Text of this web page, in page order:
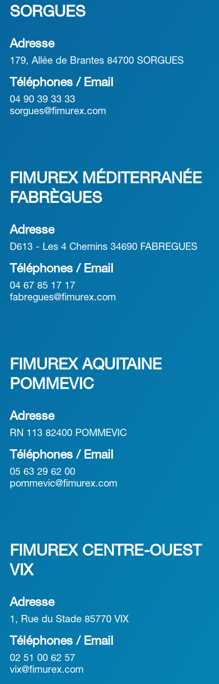
SORGUES
Adresse
179, Allée de Brantes 84700 SORGUES
Téléphones / Email
04 90 39 33 33
sorgues@fimurex.com
FIMUREX MÉDITERRANÉE
FABRÈGUES
Adresse
D613 - Les 4 Chemins 34690 FABREGUES
Téléphones / Email
04 67 85 17 17
fabregues@fimurex.com
FIMUREX AQUITAINE
POMMEVIC
Adresse
RN 113 82400 POMMEVIC
Téléphones / Email
05 63 29 62 00
pommevic@fimurex.com
FIMUREX CENTRE-OUEST
VIX
Adresse
1, Rue du Stade 85770 VIX
Téléphones / Email
02 51 00 62 57
vix@fimurex.com